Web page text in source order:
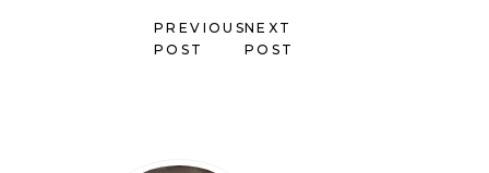
PREVIOUS
POST
NEXT
POST